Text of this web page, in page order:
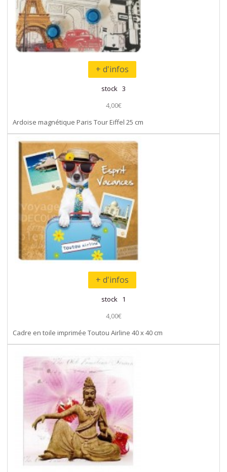
+ d'infos
stock 3
4,00€
Ardoise magnétique Paris Tour Eiffel 25 cm
+ d'infos
stock 1
4,00€
Cadre en toile imprimée Toutou Airline 40 x 40 cm